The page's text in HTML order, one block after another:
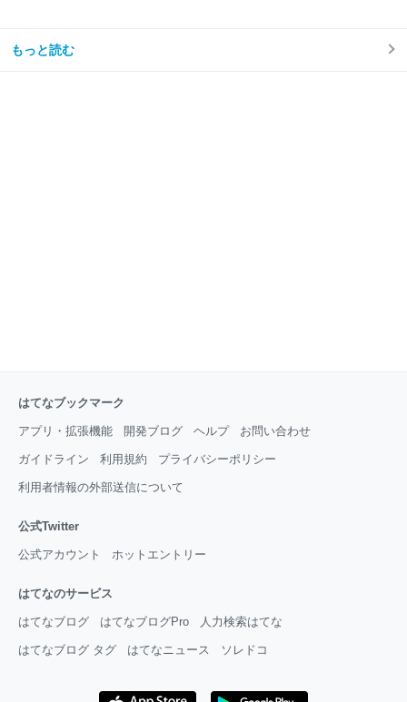
が1人。 毎日時間との戦い。 私は仕事終わりに家事を
楽しくテキパキとできる方ではない。ついだらけてし
もっと読む
はてなブックマーク
アプリ・拡張機能 開発ブログ ヘルプ お問い合わせ
ガイドライン 利用規約 プライバシーポリシー
利用者情報の外部送信について
公式Twitter
公式アカウント ホットエントリー
はてなのサービス
はてなブログ はてなブログPro 人力検索はてな
はてなブログ タグ はてなニュース ソレドコ